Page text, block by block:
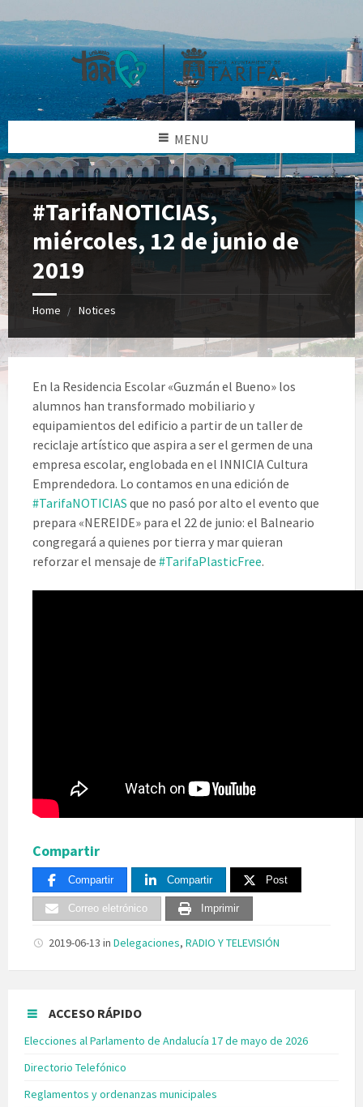
MENU
#TarifaNOTICIAS,
miércoles, 12 de junio de
2019
Home Notices
En la Residencia Escolar «Guzmán el Bueno» los
alumnos han transformado mobiliario y
equipamientos del edificio a partir de un taller de
reciclaje artístico que aspira a ser el germen de una
empresa escolar, englobada en el INNICIA Cultura
Emprendedora. Lo contamos en una edición de
#TarifaNOTICIAS que no pasó por alto el evento que
prepara «NEREIDE» para el 22 de junio: el Balneario
congregará a quienes por tierra y mar quieran
reforzar el mensaje de #TarifaPlasticFree.
Compartir
Compartir Compartir Post
Correo eletrónico Imprimir
2019-06-13 in Delegaciones, RADIO Y TELEVISIÓN
ACCESO RÁPIDO
Elecciones al Parlamento de Andalucía 17 de mayo de 2026
Directorio Telefónico
Reglamentos y ordenanzas municipales